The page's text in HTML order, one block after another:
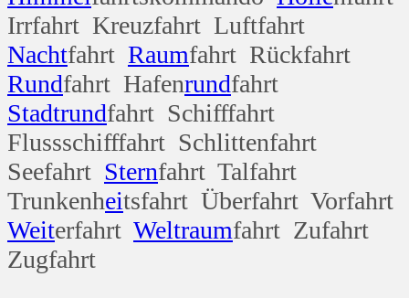
Irrfahrt Kreuzfahrt Luftfahrt
Nachtfahrt Raumfahrt Rückfahrt
Rundfahrt Hafenrundfahrt
Stadtrundfahrt Schifffahrt
Flussschifffahrt Schlittenfahrt
Seefahrt Sternfahrt Talfahrt
Trunkenheitsfahrt Überfahrt Vorfahrt
Weiterfahrt Weltraumfahrt Zufahrt
Zugfahrt